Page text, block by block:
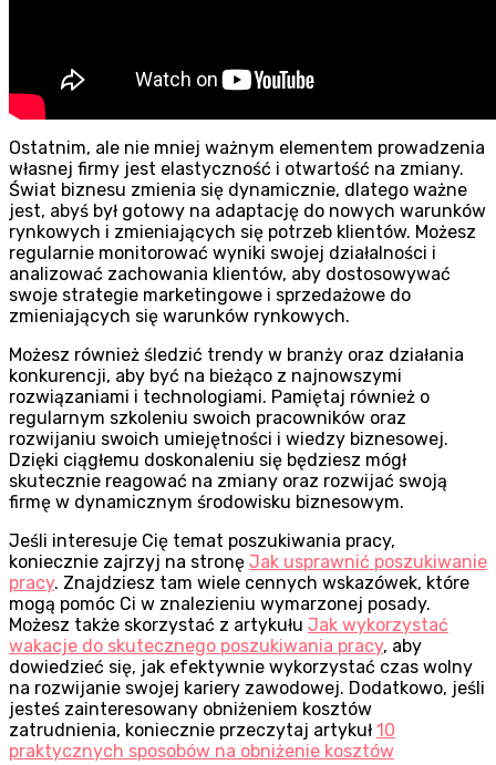
Ostatnim, ale nie mniej ważnym elementem prowadzenia
własnej firmy jest elastyczność i otwartość na zmiany.
Świat biznesu zmienia się dynamicznie, dlatego ważne
jest, abyś był gotowy na adaptację do nowych warunków
rynkowych i zmieniających się potrzeb klientów. Możesz
regularnie monitorować wyniki swojej działalności i
analizować zachowania klientów, aby dostosowywać
swoje strategie marketingowe i sprzedażowe do
zmieniających się warunków rynkowych.
Możesz również śledzić trendy w branży oraz działania
konkurencji, aby być na bieżąco z najnowszymi
rozwiązaniami i technologiami. Pamiętaj również o
regularnym szkoleniu swoich pracowników oraz
rozwijaniu swoich umiejętności i wiedzy biznesowej.
Dzięki ciągłemu doskonaleniu się będziesz mógł
skutecznie reagować na zmiany oraz rozwijać swoją
firmę w dynamicznym środowisku biznesowym.
Jeśli interesuje Cię temat poszukiwania pracy,
koniecznie zajrzyj na stronę Jak usprawnić poszukiwanie
pracy. Znajdziesz tam wiele cennych wskazówek, które
mogą pomóc Ci w znalezieniu wymarzonej posady.
Możesz także skorzystać z artykułu Jak wykorzystać
wakacje do skutecznego poszukiwania pracy, aby
dowiedzieć się, jak efektywnie wykorzystać czas wolny
na rozwijanie swojej kariery zawodowej. Dodatkowo, jeśli
jesteś zainteresowany obniżeniem kosztów
zatrudnienia, koniecznie przeczytaj artykuł 10
praktycznych sposobów na obniżenie kosztów